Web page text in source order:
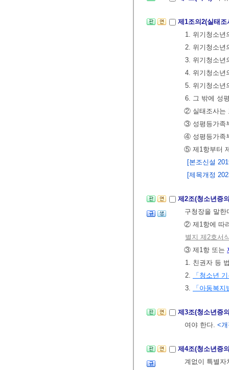
제1조의2(실태
1. 위기청소년
2. 위기청소년
3. 위기청소년
4. 위기청소년
5. 위기청소년
6. 그 밖에 성
② 실태조사는
③ 성평등가족
④ 성평등가족
⑤ 제1항부터
[본조신설
[제목개정
제2조(청소년증
구청장을 말
② 제1항에 따
별지 제2호서
③ 제1항 또는
1. 친권자 등
2.
「청소년
3.
「아동복지
제3조(청소년증
여야 한다. <
제4조(청소년증
계없이 특별자